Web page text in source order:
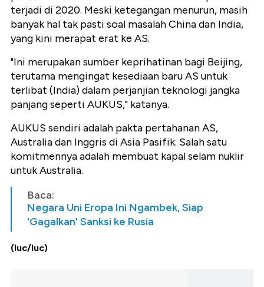
terjadi di 2020. Meski ketegangan menurun, masih
banyak hal tak pasti soal masalah China dan India,
yang kini merapat erat ke AS.
"Ini merupakan sumber keprihatinan bagi Beijing,
terutama mengingat kesediaan baru AS untuk
terlibat (India) dalam perjanjian teknologi jangka
panjang seperti AUKUS," katanya.
AUKUS sendiri adalah pakta pertahanan AS,
Australia dan Inggris di Asia Pasifik. Salah satu
komitmennya adalah membuat kapal selam nuklir
untuk Australia.
Baca:
Negara Uni Eropa Ini Ngambek, Siap
'Gagalkan' Sanksi ke Rusia
(luc/luc)